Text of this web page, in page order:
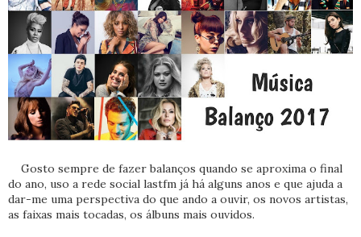
Gosto sempre de fazer balanços quando se aproxima o final
do ano, uso a rede social lastfm já há alguns anos e que ajuda a
dar-me uma perspectiva do que ando a ouvir, os novos artistas,
as faixas mais tocadas, os álbuns mais ouvidos.